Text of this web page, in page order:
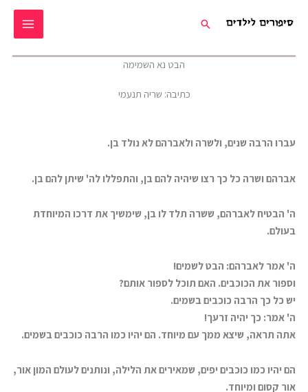
לתוכן
חיפוש
הבט נא השמימה
כתיבה: שריה תנעמי
עברו הרבה שנים, ולשרה ולאברהם לא נולד בן.
אברהם ושרה כל כך רצו שיהיה להם בן, והתפללו לה' שיתן להם בן.
ה' הבטיח לאברהם, ששרה תלד לו בן, שימשיך את דרכו המיוחדת
בעולם.
ה' אמר לאברהם: הבט לשמים!
וספור את הכוכבים. האם תוכל לספור אותם?
יש כל כך הרבה כוכבים בשמים.
ה' אמר: כך יהיה זרעך!
אתה תראה, שיצא ממך עם מיוחד. הם יהיו כמו הרבה כוכבים בשמים.
הם יהיו כמו כוכבים יפים, שמאירים את הלילה, ונותנים לעולם המון אור,
אור קסום ומיוחד.